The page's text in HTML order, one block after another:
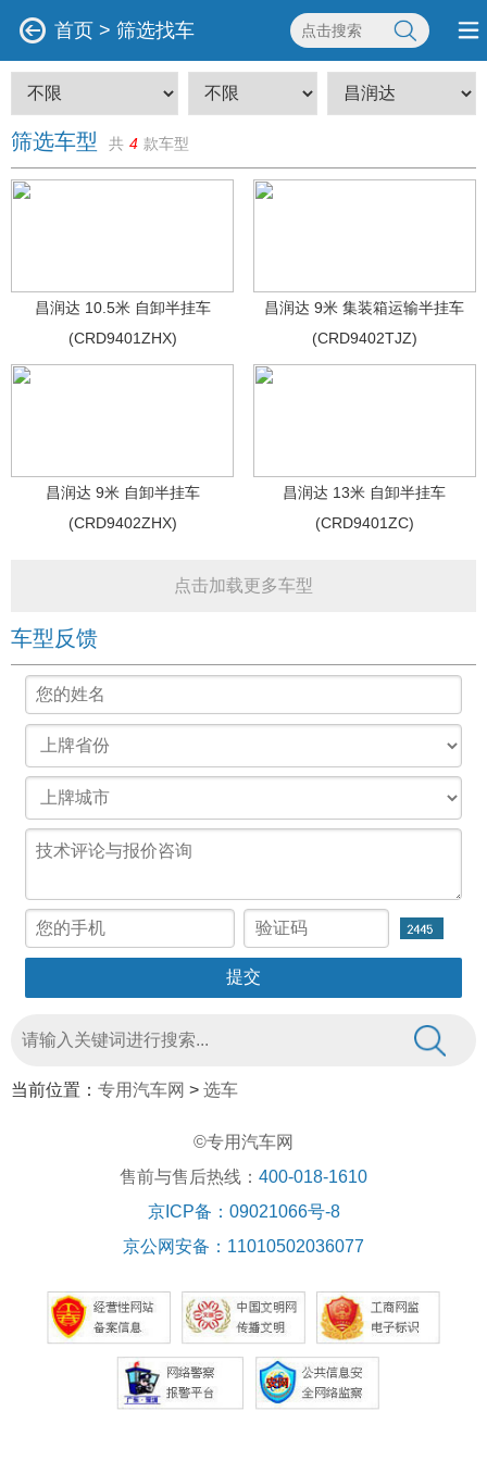
首页 > 筛选找车
筛选车型 共 4 款车型
昌润达 10.5米 自卸半挂车
(CRD9401ZHX)
昌润达 9米 集装箱运输半挂车
(CRD9402TJZ)
昌润达 9米 自卸半挂车
(CRD9402ZHX)
昌润达 13米 自卸半挂车
(CRD9401ZC)
点击加载更多车型
车型反馈
当前位置： 专用汽车网 > 选车
©专用汽车网
售前与售后热线： 400-018-1610
京ICP备：09021066号-8
京公网安备：11010502036077